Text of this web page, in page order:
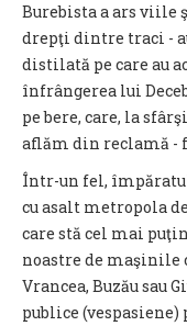
Burebista a ars viile
drepţi dintre traci -
distilată pe care au
înfrângerea lui
pe bere, care, la
aflăm din reclamă -
Într-un fel,
cu asalt metropola
care stă cel mai
noastre de maşinile
Vrancea, Buzău sau
publice (vespasiene)